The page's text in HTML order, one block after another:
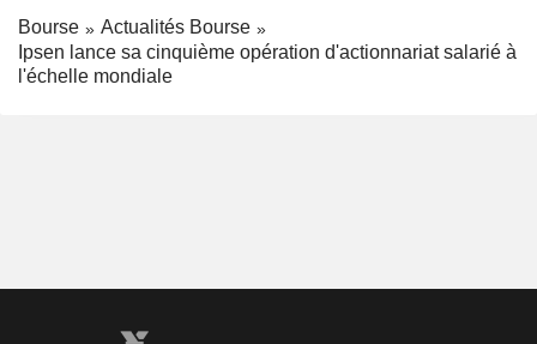
Bourse
Actualités Bourse
Ipsen lance sa cinquième opération d'actionnariat salarié à
l'échelle mondiale